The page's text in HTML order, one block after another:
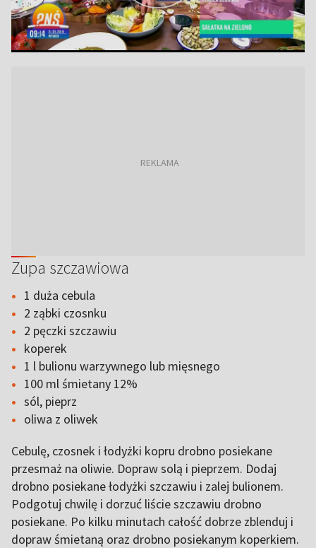
Zupa szczawiowa
1 duża cebula
2 ząbki czosnku
2 pęczki szczawiu
koperek
1 l bulionu warzywnego lub mięsnego
100 ml śmietany 12%
sól, pieprz
oliwa z oliwek
Cebulę, czosnek i łodyżki kopru drobno posiekane
przesmaż na oliwie. Dopraw solą i pieprzem. Dodaj
drobno posiekane łodyżki szczawiu i zalej bulionem.
Podgotuj chwilę i dorzuć liście szczawiu drobno
posiekane. Po kilku minutach całość dobrze zblenduj i
dopraw śmietaną oraz drobno posiekanym koperkiem.